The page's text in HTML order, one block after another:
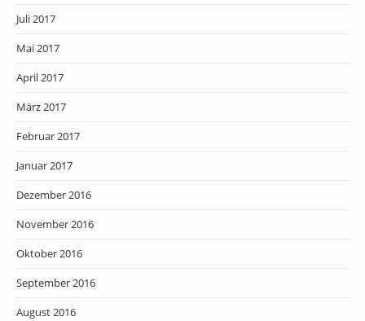
Juli 2017
Mai 2017
April 2017
März 2017
Februar 2017
Januar 2017
Dezember 2016
November 2016
Oktober 2016
September 2016
August 2016